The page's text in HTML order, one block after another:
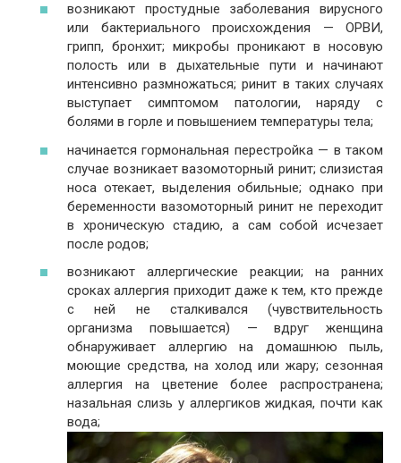
возникают простудные заболевания вирусного
или бактериального происхождения — ОРВИ,
грипп, бронхит; микробы проникают в носовую
полость или в дыхательные пути и начинают
интенсивно размножаться; ринит в таких случаях
выступает симптомом патологии, наряду с
болями в горле и повышением температуры тела;
начинается гормональная перестройка — в таком
случае возникает вазомоторный ринит; слизистая
носа отекает, выделения обильные; однако при
беременности вазомоторный ринит не переходит
в хроническую стадию, а сам собой исчезает
после родов;
возникают аллергические реакции; на ранних
сроках аллергия приходит даже к тем, кто прежде
с ней не сталкивался (чувствительность
организма повышается) — вдруг женщина
обнаруживает аллергию на домашнюю пыль,
моющие средства, на холод или жару; сезонная
аллергия на цветение более распространена;
назальная слизь у аллергиков жидкая, почти как
вода;